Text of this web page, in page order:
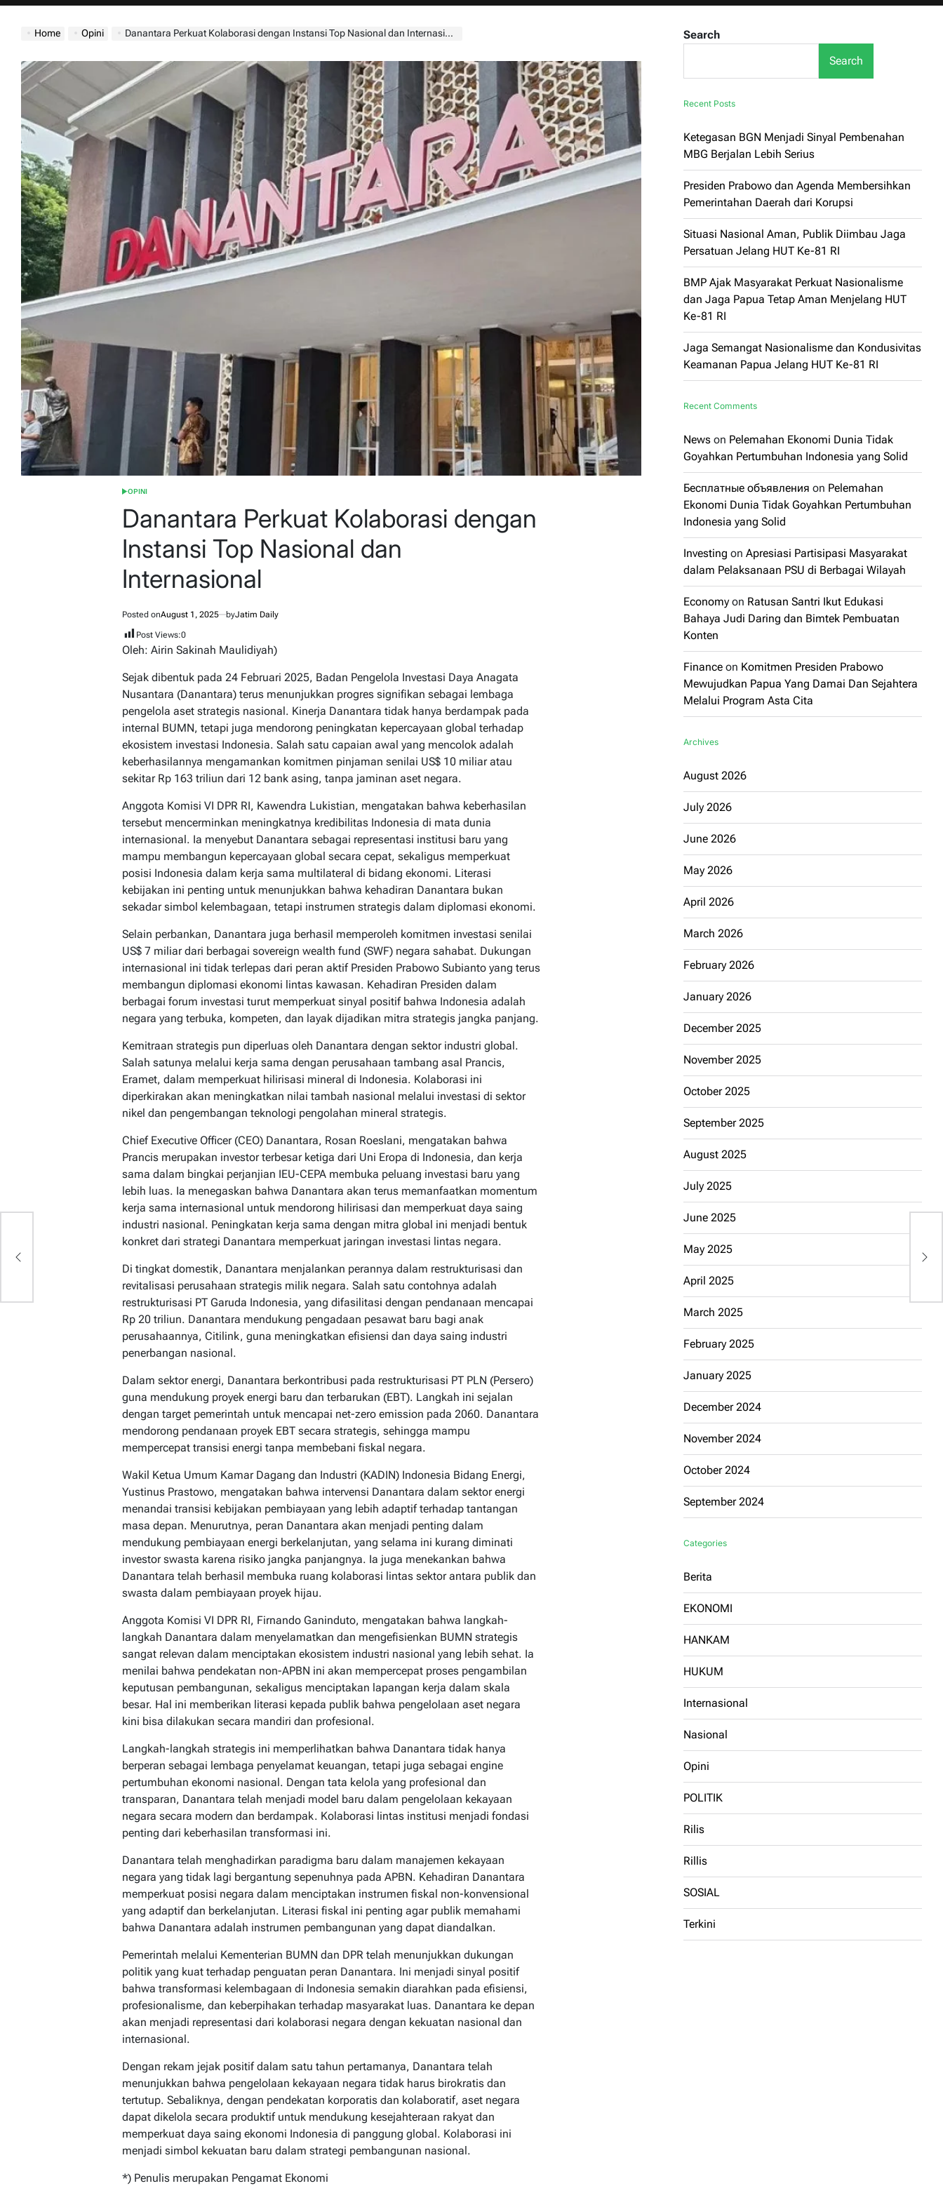
jatimdaily.com
Home Opini Danantara Perkuat Kolaborasi dengan Instansi Top Nasional dan Internasional
POSTED
OPINI
Danantara Perkuat Kolaborasi dengan
Instansi Top Nasional dan
Internasional
Posted onAugust 1, 2025 byJatim Daily
Post Views:0
Oleh: Airin Sakinah Maulidiyah)
Sejak dibentuk pada 24 Februari 2025, Badan Pengelola Investasi Daya Anagata
Nusantara (Danantara) terus menunjukkan progres signifikan sebagai lembaga
pengelola aset strategis nasional. Kinerja Danantara tidak hanya berdampak pada
internal BUMN, tetapi juga mendorong peningkatan kepercayaan global terhadap
ekosistem investasi Indonesia. Salah satu capaian awal yang mencolok adalah
keberhasilannya mengamankan komitmen pinjaman senilai US$ 10 miliar atau
sekitar Rp 163 triliun dari 12 bank asing, tanpa jaminan aset negara.
Anggota Komisi VI DPR RI, Kawendra Lukistian, mengatakan bahwa keberhasilan
tersebut mencerminkan meningkatnya kredibilitas Indonesia di mata dunia
internasional. Ia menyebut Danantara sebagai representasi institusi baru yang
mampu membangun kepercayaan global secara cepat, sekaligus memperkuat
posisi Indonesia dalam kerja sama multilateral di bidang ekonomi. Literasi
kebijakan ini penting untuk menunjukkan bahwa kehadiran Danantara bukan
sekadar simbol kelembagaan, tetapi instrumen strategis dalam diplomasi ekonomi.
Selain perbankan, Danantara juga berhasil memperoleh komitmen investasi senilai
US$ 7 miliar dari berbagai sovereign wealth fund (SWF) negara sahabat. Dukungan
internasional ini tidak terlepas dari peran aktif Presiden Prabowo Subianto yang terus
membangun diplomasi ekonomi lintas kawasan. Kehadiran Presiden dalam
berbagai forum investasi turut memperkuat sinyal positif bahwa Indonesia adalah
negara yang terbuka, kompeten, dan layak dijadikan mitra strategis jangka panjang.
Kemitraan strategis pun diperluas oleh Danantara dengan sektor industri global.
Salah satunya melalui kerja sama dengan perusahaan tambang asal Prancis,
Eramet, dalam memperkuat hilirisasi mineral di Indonesia. Kolaborasi ini
diperkirakan akan meningkatkan nilai tambah nasional melalui investasi di sektor
nikel dan pengembangan teknologi pengolahan mineral strategis.
Chief Executive Officer (CEO) Danantara, Rosan Roeslani, mengatakan bahwa
Prancis merupakan investor terbesar ketiga dari Uni Eropa di Indonesia, dan kerja
sama dalam bingkai perjanjian IEU-CEPA membuka peluang investasi baru yang
lebih luas. Ia menegaskan bahwa Danantara akan terus memanfaatkan momentum
kerja sama internasional untuk mendorong hilirisasi dan memperkuat daya saing
industri nasional. Peningkatan kerja sama dengan mitra global ini menjadi bentuk
konkret dari strategi Danantara memperkuat jaringan investasi lintas negara.
Di tingkat domestik, Danantara menjalankan perannya dalam restrukturisasi dan
revitalisasi perusahaan strategis milik negara. Salah satu contohnya adalah
restrukturisasi PT Garuda Indonesia, yang difasilitasi dengan pendanaan mencapai
Rp 20 triliun. Danantara mendukung pengadaan pesawat baru bagi anak
perusahaannya, Citilink, guna meningkatkan efisiensi dan daya saing industri
penerbangan nasional.
Dalam sektor energi, Danantara berkontribusi pada restrukturisasi PT PLN (Persero)
guna mendukung proyek energi baru dan terbarukan (EBT). Langkah ini sejalan
dengan target pemerintah untuk mencapai net-zero emission pada 2060. Danantara
mendorong pendanaan proyek EBT secara strategis, sehingga mampu
mempercepat transisi energi tanpa membebani fiskal negara.
Wakil Ketua Umum Kamar Dagang dan Industri (KADIN) Indonesia Bidang Energi,
Yustinus Prastowo, mengatakan bahwa intervensi Danantara dalam sektor energi
menandai transisi kebijakan pembiayaan yang lebih adaptif terhadap tantangan
masa depan. Menurutnya, peran Danantara akan menjadi penting dalam
mendukung pembiayaan energi berkelanjutan, yang selama ini kurang diminati
investor swasta karena risiko jangka panjangnya. Ia juga menekankan bahwa
Danantara telah berhasil membuka ruang kolaborasi lintas sektor antara publik dan
swasta dalam pembiayaan proyek hijau.
Anggota Komisi VI DPR RI, Firnando Ganinduto, mengatakan bahwa langkah-
langkah Danantara dalam menyelamatkan dan mengefisienkan BUMN strategis
sangat relevan dalam menciptakan ekosistem industri nasional yang lebih sehat. Ia
menilai bahwa pendekatan non-APBN ini akan mempercepat proses pengambilan
keputusan pembangunan, sekaligus menciptakan lapangan kerja dalam skala
besar. Hal ini memberikan literasi kepada publik bahwa pengelolaan aset negara
kini bisa dilakukan secara mandiri dan profesional.
Langkah-langkah strategis ini memperlihatkan bahwa Danantara tidak hanya
berperan sebagai lembaga penyelamat keuangan, tetapi juga sebagai engine
pertumbuhan ekonomi nasional. Dengan tata kelola yang profesional dan
transparan, Danantara telah menjadi model baru dalam pengelolaan kekayaan
negara secara modern dan berdampak. Kolaborasi lintas institusi menjadi fondasi
penting dari keberhasilan transformasi ini.
Danantara telah menghadirkan paradigma baru dalam manajemen kekayaan
negara yang tidak lagi bergantung sepenuhnya pada APBN. Kehadiran Danantara
memperkuat posisi negara dalam menciptakan instrumen fiskal non-konvensional
yang adaptif dan berkelanjutan. Literasi fiskal ini penting agar publik memahami
bahwa Danantara adalah instrumen pembangunan yang dapat diandalkan.
Pemerintah melalui Kementerian BUMN dan DPR telah menunjukkan dukungan
politik yang kuat terhadap penguatan peran Danantara. Ini menjadi sinyal positif
bahwa transformasi kelembagaan di Indonesia semakin diarahkan pada efisiensi,
profesionalisme, dan keberpihakan terhadap masyarakat luas. Danantara ke depan
akan menjadi representasi dari kolaborasi negara dengan kekuatan nasional dan
internasional.
Dengan rekam jejak positif dalam satu tahun pertamanya, Danantara telah
menunjukkan bahwa pengelolaan kekayaan negara tidak harus birokratis dan
tertutup. Sebaliknya, dengan pendekatan korporatis dan kolaboratif, aset negara
dapat dikelola secara produktif untuk mendukung kesejahteraan rakyat dan
memperkuat daya saing ekonomi Indonesia di panggung global. Kolaborasi ini
menjadi simbol kekuatan baru dalam strategi pembangunan nasional.
*) Penulis merupakan Pengamat Ekonomi
Search
Search
Recent Posts
Ketegasan BGN Menjadi Sinyal Pembenahan
MBG Berjalan Lebih Serius
Presiden Prabowo dan Agenda Membersihkan
Pemerintahan Daerah dari Korupsi
Situasi Nasional Aman, Publik Diimbau Jaga
Persatuan Jelang HUT Ke-81 RI
BMP Ajak Masyarakat Perkuat Nasionalisme
dan Jaga Papua Tetap Aman Menjelang HUT
Ke-81 RI
Jaga Semangat Nasionalisme dan Kondusivitas
Keamanan Papua Jelang HUT Ke-81 RI
Recent Comments
News on Pelemahan Ekonomi Dunia Tidak
Goyahkan Pertumbuhan Indonesia yang Solid
Бесплатные объявления on Pelemahan
Ekonomi Dunia Tidak Goyahkan Pertumbuhan
Indonesia yang Solid
Investing on Apresiasi Partisipasi Masyarakat
dalam Pelaksanaan PSU di Berbagai Wilayah
Economy on Ratusan Santri Ikut Edukasi
Bahaya Judi Daring dan Bimtek Pembuatan
Konten
Finance on Komitmen Presiden Prabowo
Mewujudkan Papua Yang Damai Dan Sejahtera
Melalui Program Asta Cita
Archives
August 2026
July 2026
June 2026
May 2026
April 2026
March 2026
February 2026
January 2026
December 2025
November 2025
October 2025
September 2025
August 2025
July 2025
June 2025
May 2025
April 2025
March 2025
February 2025
January 2025
December 2024
November 2024
October 2024
September 2024
Categories
Berita
EKONOMI
HANKAM
HUKUM
Internasional
Nasional
Opini
POLITIK
Rilis
Rillis
SOSIAL
Terkini